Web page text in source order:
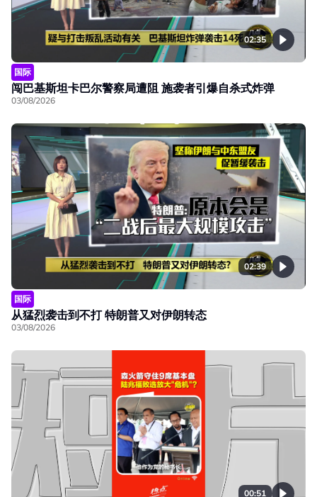
02:35
国际
闯巴基斯坦卡巴尔警察局遭阻 施袭者引爆自杀式炸弹
03/08/2026
02:39
国际
从猛烈袭击到不打 特朗普又对伊朗转态
03/08/2026
00:51